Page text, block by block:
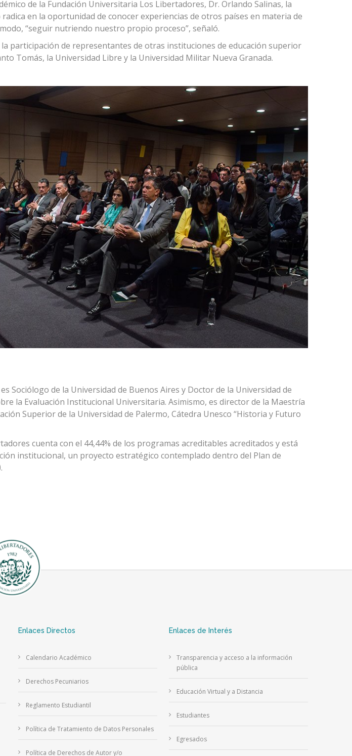
de la Fundación Universitaria Los Libertadores, Dr. Orlando Salinas, la
en la oportunidad de conocer experiencias de otros países en materia de
“seguir nutriendo nuestro propio proceso”, señaló.
participación de representantes de otras instituciones de educación superior
Tomás, la Universidad Libre y la Universidad Militar Nueva Granada.
Sociólogo de la Universidad de Buenos Aires y Doctor de la Universidad de
la Evaluación Institucional Universitaria. Asimismo, es director de la Maestría
Superior de la Universidad de Palermo, Cátedra Unesco “Historia y Futuro
cuenta con el 44,44% de los programas acreditables acreditados y está
institucional, un proyecto estratégico contemplado dentro del Plan de
Enlaces Directos
Calendario Académico
Derechos Pecuniarios
Reglamento Estudiantil
Política de Tratamiento de Datos Personales
Política de Derechos de Autor y/o
Enlaces de Interés
Transparencia y acceso a la información
pública
Educación Virtual y a Distancia
Estudiantes
Egresados